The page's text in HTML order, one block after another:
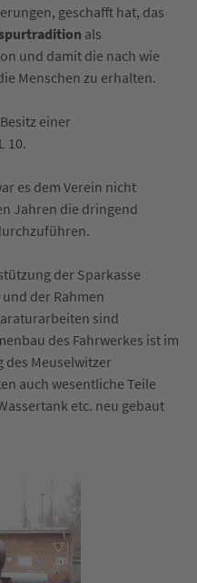
geschafft hat, das
als
und damit die nach wie
Menschen zu erhalten.
einer
10.
es dem Verein nicht
Jahren die dringend
der Sparkasse
der Rahmen
sind
des Fahrwerkes ist im
des Meuselwitzer
auch wesentliche Teile
etc. neu gebaut